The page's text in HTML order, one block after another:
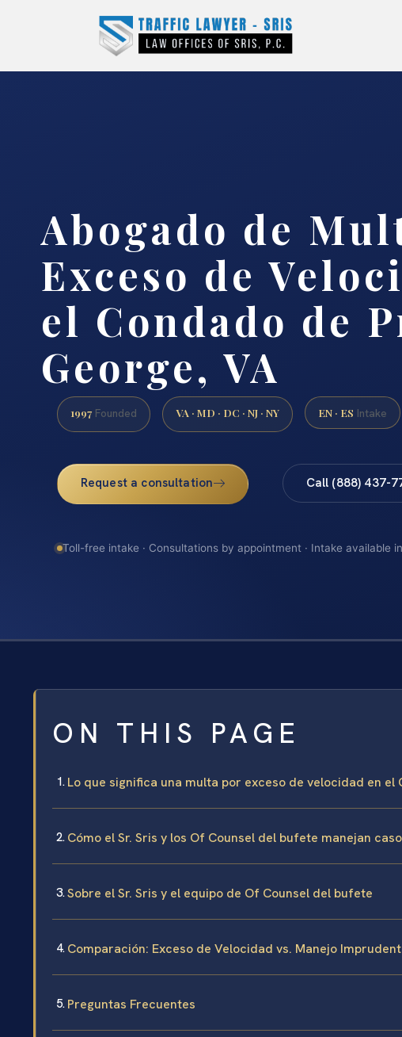
Abogado de
Exceso de
el Condado de
George, VA
1997 Founded VA · MD · DC · NJ · NY EN · ES Intake
Request a consultation Call (888) 437-
Toll-free intake · Consultations by appointment · Intake available
ON THIS PAGE
Lo que significa una multa por exceso de velocidad en el
Cómo el Sr. Sris y los Of Counsel del bufete manejan
Sobre el Sr. Sris y el equipo de Of Counsel del bufete
Comparación: Exceso de Velocidad vs. Manejo
Preguntas Frecuentes